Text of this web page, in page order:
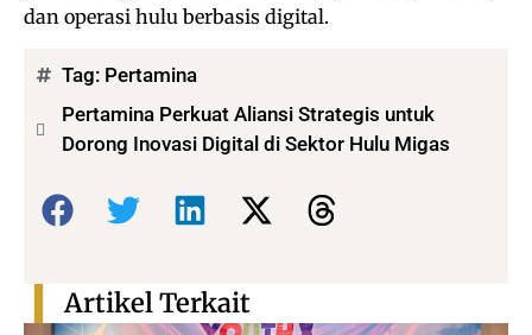
dan operasi hulu berbasis digital.
Tag: Pertamina
Pertamina Perkuat Aliansi Strategis untuk
Dorong Inovasi Digital di Sektor Hulu Migas
Bagikan:
Artikel Terkait